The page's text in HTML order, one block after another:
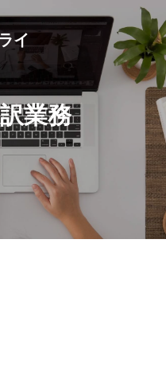
イ
業務